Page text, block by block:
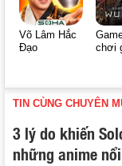
Võ Lâm Hắc
Đạo
chơi
TIN CÙNG CHUYÊN
3 lý do khiến
những anime